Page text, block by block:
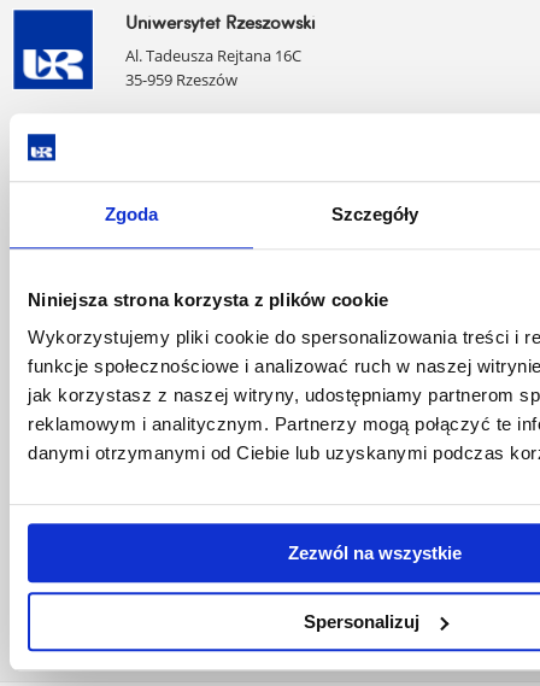
Zgoda Szczegóły
Niniejsza strona korzysta z plików cookie
Wykorzystujemy pliki cookie do spersonalizowania treści i
funkcje społecznościowe i analizować ruch w naszej
jak korzystasz z naszej witryny, udostępniamy partnerom
reklamowym i analitycznym. Partnerzy mogą połączyć te
danymi otrzymanymi od Ciebie lub uzyskanymi podczas
Zezwól na wszystkie
Spersonalizuj
Uniwersytet Rzeszowski
Al. Tadeusza Rejtana 16C
35-959 Rzeszów
Pomiń
nawigację
i
Polityka prywatności
Mapa serwisu
Wydawnictwo
Covid info
Praca na UR
Zamówienia publiczne
Fundusze strukturalne
Projekty współfinansowane przez UE
Projekty realizowane z KPO
Wynajem sal
Domy studenta
Deklaracja dostępności cyfrowej
Projekty badawcze